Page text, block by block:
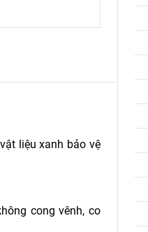
liệu xanh bảo vệ
cong vênh, co